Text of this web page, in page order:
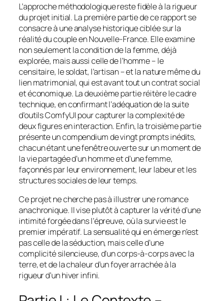
L’approche méthodologique reste fidèle à la rigueur
du projet initial. La première partie de ce rapport se
consacre à une analyse historique ciblée sur la
réalité du couple en Nouvelle-France. Elle examine
non seulement la condition de la femme, déjà
explorée, mais aussi celle de l’homme – le
censitaire, le soldat, l’artisan – et la nature même du
lien matrimonial, qui est avant tout un contrat social
et économique. La deuxième partie réitère le cadre
technique, en confirmant l’adéquation de la suite
d’outils ComfyUI pour capturer la complexité de
deux figures en interaction. Enfin, la troisième partie
présente un compendium de vingt prompts inédits,
chacun étant une fenêtre ouverte sur un moment de
la vie partagée d’un homme et d’une femme,
façonnés par leur environnement, leur labeur et les
structures sociales de leur temps.
Ce projet ne cherche pas à illustrer une romance
anachronique. Il vise plutôt à capturer la vérité d’une
intimité forgée dans l’épreuve, où la survie est le
premier impératif. La sensualité qui en émerge n’est
pas celle de la séduction, mais celle d’une
complicité silencieuse, d’un corps-à-corps avec la
terre, et de la chaleur d’un foyer arrachée à la
rigueur d’un hiver infini.